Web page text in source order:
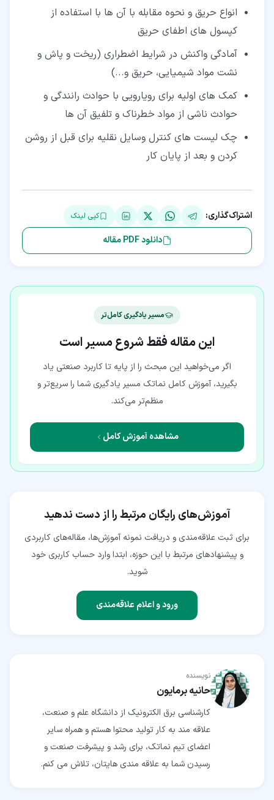
انواع حریق و نحوه مقابله با آن ‌ها با استفاده از
کپسول ‌های اطفای حریق
آمادگی واکنش در شرایط اضطراری (ریخت و پاش و
نشت مواد شیمیایی، حریق و...)
کمک‌ های اولیه برای رویارویی با حوادث رانندگی و
حوادث ناشی از مواد خطرناک و تلفیق آن ‌ها
چک ‌لیست‌ های کنترل وسایل نقلیه برای قبل از روشن
کردن و بعد از پایان کار
اشتراک‌گذاری: کپی لینک
دانلود PDF مقاله
مسیر یادگیری کامل‌تر
این مقاله فقط شروع مسیر است
اگر می‌خواهید این مبحث را از پایه تا کاربرد صنعتی یاد
بگیرید، آموزش کامل نماتک مسیر یادگیری شما را سریع‌تر و
منظم‌تر می‌کند.
مشاهده آموزش کامل
آموزش‌های رایگان مرتبط را از دست ندهید
برای ثبت علاقه‌مندی و دریافت نمونه آموزش‌ها، مقاله‌های کاربردی
و پیشنهادهای مرتبط با این حوزه، ابتدا وارد حساب کاربری خود
شوید.
ورود و اعلام علاقه‌مندی
نویسنده
حانیه برمایون
کارشناسی برق الکترونیک از دانشگاه علم و صنعت،
علاقه مند به کار تولید محتوا هستم و همراه سایر
اعضای تیم نماتک، برای رشد و پیشرفت صنعت و
رسیدن شما به علاقه مندی هایتان، تلاش می کنم.